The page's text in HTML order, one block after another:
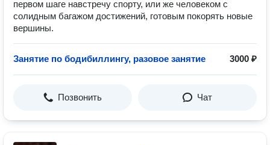
первом шаге навстречу спорту, или же человеком с
солидным багажом достижений, готовым покорять новые
вершины.
Занятие по бодибиллингу, разовое занятие 3000 ₽
Позвонить Чат